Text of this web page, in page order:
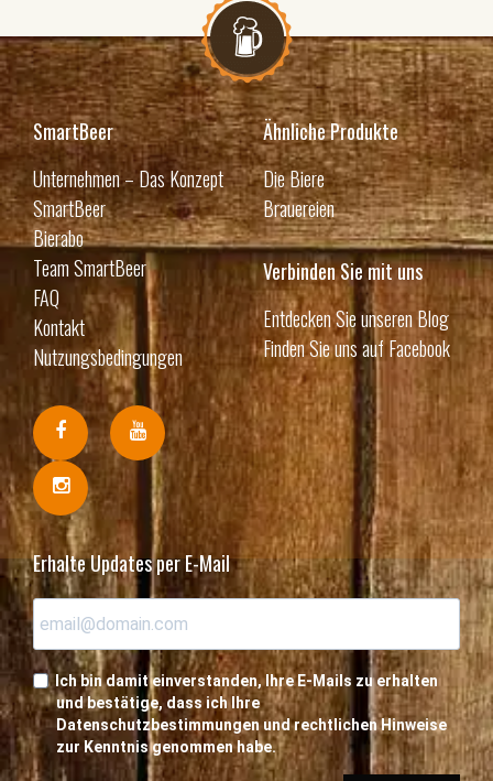
SmartBeer
Unternehmen – Das Konzept
SmartBeer
Bierabo
Team SmartBeer
FAQ
Kontakt
Nutzungsbedingungen
Ähnliche Produkte
Die Biere
Brauereien
Verbinden Sie mit uns
Entdecken Sie unseren Blog
Finden Sie uns auf Facebook
Erhalte Updates per E-Mail
Ich bin damit einverstanden, Ihre E-Mails zu erhalten
und bestätige, dass ich Ihre
Datenschutzbestimmungen und rechtlichen Hinweise
zur Kenntnis genommen habe.